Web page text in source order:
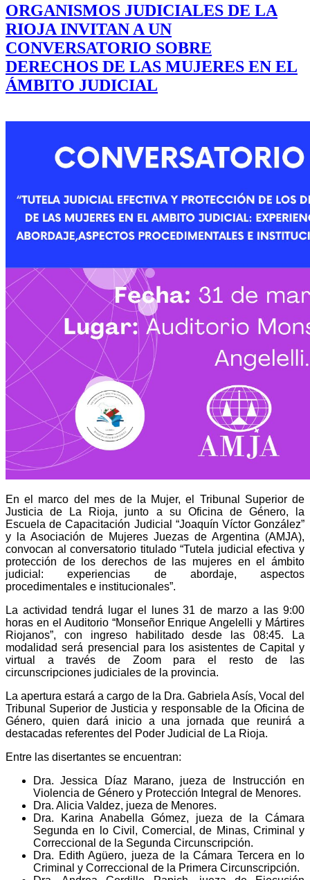
ORGANISMOS JUDICIALES DE LA
RIOJA INVITAN A UN
CONVERSATORIO SOBRE
DERECHOS DE LAS MUJERES EN EL
ÁMBITO JUDICIAL
En el marco del mes de la Mujer, el Tribunal Superior de
Justicia de La Rioja, junto a su Oficina de Género, la
Escuela de Capacitación Judicial “Joaquín Víctor González”
y la Asociación de Mujeres Juezas de Argentina (AMJA),
convocan al conversatorio titulado “Tutela judicial efectiva y
protección de los derechos de las mujeres en el ámbito
judicial: experiencias de abordaje, aspectos
procedimentales e institucionales”.
La actividad tendrá lugar el lunes 31 de marzo a las 9:00
horas en el Auditorio “Monseñor Enrique Angelelli y Mártires
Riojanos”, con ingreso habilitado desde las 08:45. La
modalidad será presencial para los asistentes de Capital y
virtual a través de Zoom para el resto de las
circunscripciones judiciales de la provincia.
La apertura estará a cargo de la Dra. Gabriela Asís, Vocal del
Tribunal Superior de Justicia y responsable de la Oficina de
Género, quien dará inicio a una jornada que reunirá a
destacadas referentes del Poder Judicial de La Rioja.
Entre las disertantes se encuentran:
Dra. Jessica Díaz Marano, jueza de Instrucción en
Violencia de Género y Protección Integral de Menores.
Dra. Alicia Valdez, jueza de Menores.
Dra. Karina Anabella Gómez, jueza de la Cámara
Segunda en lo Civil, Comercial, de Minas, Criminal y
Correccional de la Segunda Circunscripción.
Dra. Edith Agüero, jueza de la Cámara Tercera en lo
Criminal y Correccional de la Primera Circunscripción.